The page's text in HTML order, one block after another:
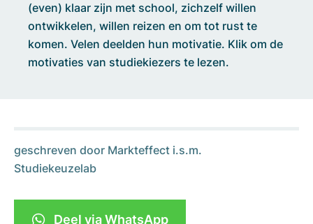
(even) klaar zijn met school, zichzelf willen
ontwikkelen, willen reizen en om tot rust te
komen. Velen deelden hun motivatie. Klik om de
motivaties van studiekiezers te lezen.
geschreven door Markteffect i.s.m.
Studiekeuzelab
Deel via WhatsApp